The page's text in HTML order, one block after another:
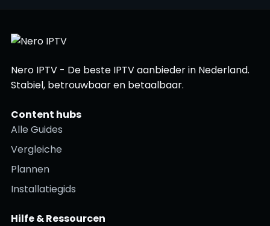
Nero IPTV - De beste IPTV aanbieder in Nederland.
Stabiel, betrouwbaar en betaalbaar.
Content hubs
Alle Guides
Vergleiche
Plannen
Installatiegids
Hilfe & Ressourcen